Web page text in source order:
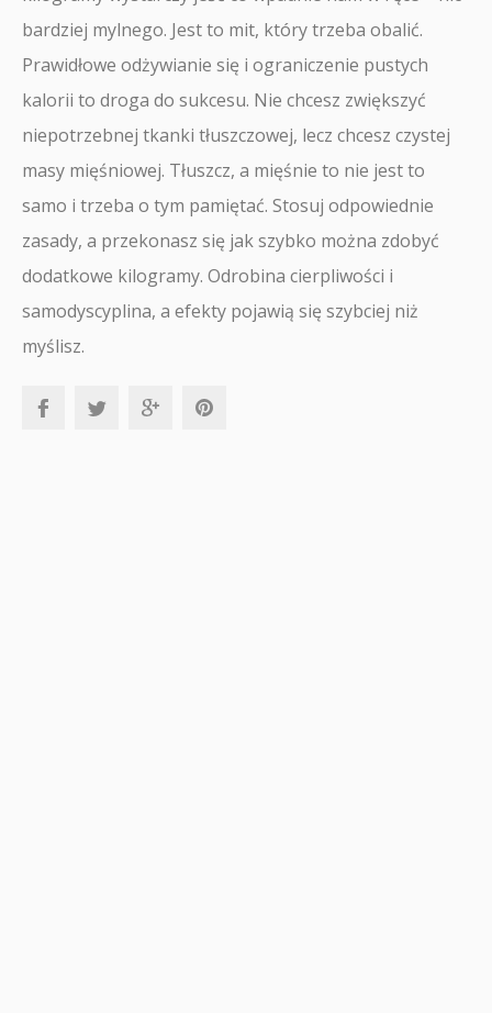
bardziej mylnego. Jest to mit, który trzeba obalić.
Prawidłowe odżywianie się i ograniczenie pustych
kalorii to droga do sukcesu. Nie chcesz zwiększyć
niepotrzebnej tkanki tłuszczowej, lecz chcesz czystej
masy mięśniowej. Tłuszcz, a mięśnie to nie jest to
samo i trzeba o tym pamiętać. Stosuj odpowiednie
zasady, a przekonasz się jak szybko można zdobyć
dodatkowe kilogramy. Odrobina cierpliwości i
samodyscyplina, a efekty pojawią się szybciej niż
myślisz.